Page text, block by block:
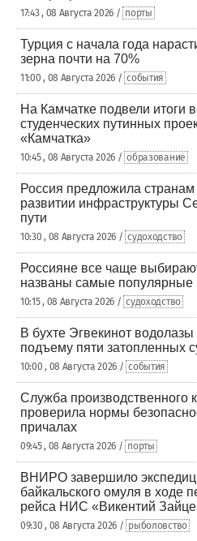
17:43 , 08 Августа 2026 / порты
Турция с начала года
зерна почти на 70%
11:00 , 08 Августа 2026 / события
На Камчатке подвели итоги
студенческих путинных
«Камчатка»
10:45 , 08 Августа 2026 / образование
Россия предложила
развитии инфраструктуры
пути
10:30 , 08 Августа 2026 / судоходство
Россияне все чаще
названы самые популярные
10:15 , 08 Августа 2026 / судоходство
В бухте Эгвекинот водолазы
подъему пяти затопленных
10:00 , 08 Августа 2026 / события
Служба производственного
проверила нормы
причалах
09:45 , 08 Августа 2026 / порты
ВНИРО завершило
байкальского омуля в ходе
рейса НИС «Викентий
09:30 , 08 Августа 2026 / рыболовство